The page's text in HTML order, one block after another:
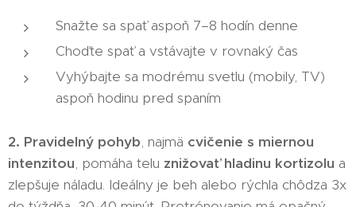
Snažte sa spať aspoň 7–8 hodín denne
Choďte spať a vstávajte v rovnaký čas
Vyhýbajte sa modrému svetlu (mobily, TV)
aspoň hodinu pred spaním
2. Pravidelný pohyb, najmä cvičenie s miernou
intenzitou, pomáha telu znižovať hladinu kortizolu a
zlepšuje náladu. Ideálny je beh alebo rýchla chôdza 3x